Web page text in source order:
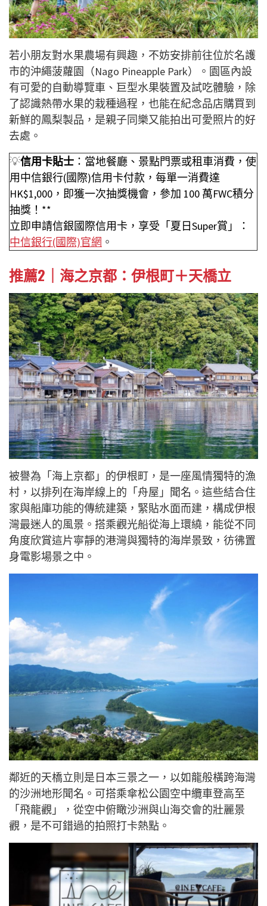
若小朋友對水果農場有興趣，不妨安排前往位於名護
市的沖繩菠蘿園（Nago Pineapple Park）。園區內設
有可愛的自動導覽車、巨型水果裝置及試吃體驗，除
了認識熱帶水果的栽種過程，也能在紀念品店購買到
新鮮的鳳梨製品，是親子同樂又能拍出可愛照片的好
去處。
💡信用卡貼士 ：當地餐廳、景點門票或租車消費，使
用中信銀行(國際)信用卡付款，每單一消費達
HK$1,000，即獲一次抽獎機會，參加 100 萬FWC積分
抽獎！**
立即申請信銀國際信用卡，享受「夏日Super賞」：
中信銀行(國際)官網 。
推薦2｜海之京都：伊根町＋天橋立
被譽為「海上京都」的伊根町，是一座風情獨特的漁
村，以排列在海岸線上的「舟屋」聞名。這些結合住
家與船庫功能的傳統建築，緊貼水面而建，構成伊根
灣最迷人的風景。搭乘觀光船從海上環繞，能從不同
角度欣賞這片寧靜的港灣與獨特的海岸景致，彷彿置
身電影場景之中。
鄰近的天橋立則是日本三景之一，以如龍般橫跨海灣
的沙洲地形聞名。可搭乘傘松公園空中纜車登高至
「飛龍觀」，從空中俯瞰沙洲與山海交會的壯麗景
觀，是不可錯過的拍照打卡熱點。